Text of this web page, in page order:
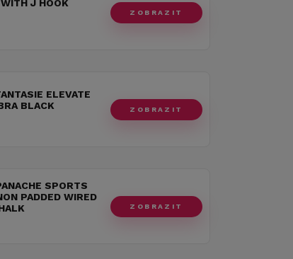
J HOOK
ZOBRAZIT
ELEVATE
BLACK
ZOBRAZIT
SPORTS
PADDED WIRED
ZOBRAZIT